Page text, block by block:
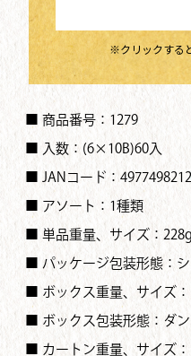
※クリックする
■ 商品番号：1279
■ 入数：(6×10B)60入
■ JANコード：
■ アソート：1種類
■ 単品重量、サイズ：
■ パッケージ包装形態：
■ ボックス重量、サイズ
■ ボックス包装形態：ダ
■ カートン重量、サイズ